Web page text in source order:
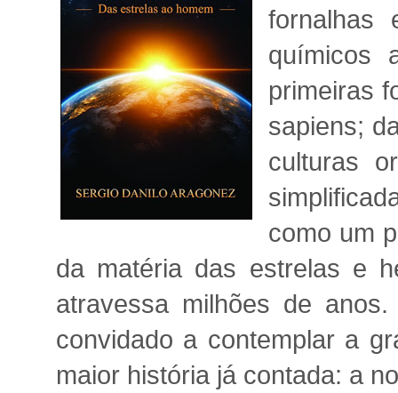
fornalhas
químicos
primeiras
sapiens;
culturas
como um
da matéria das estrelas e
atravessa milhões de
convidado a contemplar a
maior história já contada: a